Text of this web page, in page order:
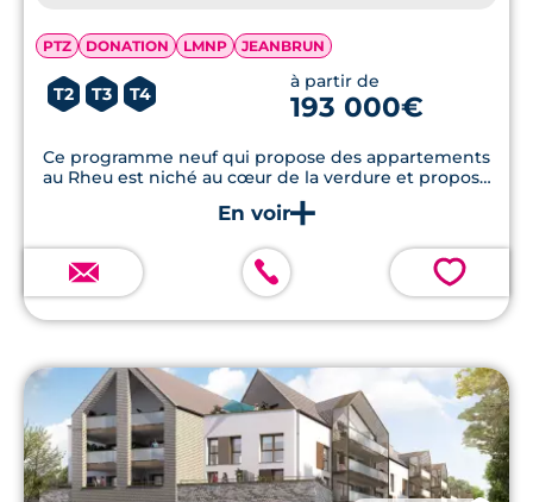
PTZ DONATION LMNP JEANBRUN
T2 T3 T4
à partir de
193 000€
Ce programme neuf qui propose des appartements
au Rheu est niché au cœur de la verdure et propose
des appartements lumineux aux dernières normes
d’isolation thermique et phonique.
💗